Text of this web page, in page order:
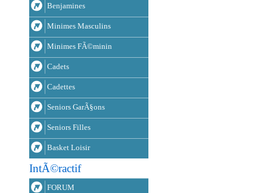
Benjamines
Minimes Masculins
Minimes FÃ©minin
Cadets
Cadettes
Seniors GarÃ§ons
Seniors Filles
Basket Loisir
IntÃ©ractif
FORUM